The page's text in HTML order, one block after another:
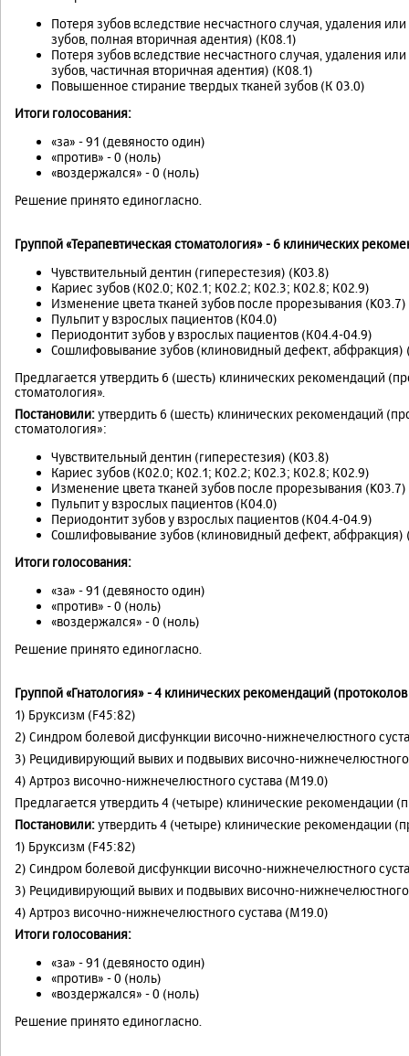
Потеря зубов вследствие несчастного случая, удаления
зубов, полная вторичная адентия) (К08.1)
Потеря зубов вследствие несчастного случая, удаления
зубов, частичная вторичная адентия) (К08.1)
Повышенное стирание твердых тканей зубов (К 03.0)
Итоги голосования:
«за» - 91 (девяносто один)
«против» - 0 (ноль)
«воздержался» - 0 (ноль)
Решение принято единогласно.
Группой «Терапевтическая стоматология» - 6 клинических
Чувствительный дентин (гиперестезия) (K03.8)
Кариес зубов (К02.0; К02.1; К02.2; К02.3; К02.8; К02.9)
Изменение цвета тканей зубов после прорезывания (K03.7)
Пульпит у взрослых пациентов (К04.0)
Периодонтит зубов у взрослых пациентов (К04.4-04.9)
Сошлифовывание зубов (клиновидный дефект, абфракция)
Предлагается утвердить 6 (шесть) клинических рекомендаций
стоматология».
Постановили:утвердить 6 (шесть) клинических рекомендаций
стоматология»:
Чувствительный дентин (гиперестезия) (K03.8)
Кариес зубов (К02.0; К02.1; К02.2; К02.3; К02.8; К02.9)
Изменение цвета тканей зубов после прорезывания (K03.7)
Пульпит у взрослых пациентов (К04.0)
Периодонтит зубов у взрослых пациентов (К04.4-04.9)
Сошлифовывание зубов (клиновидный дефект, абфракция)
Итоги голосования:
«за» - 91 (девяносто один)
«против» - 0 (ноль)
«воздержался» - 0 (ноль)
Решение принято единогласно.
Группой «Гнатология» - 4 клинических рекомендаций
1) Бруксизм (F45:82)
2) Синдром болевой дисфункции височно-нижнечелюстного
3) Рецидивирующий вывих и подвывих височно-нижнечелюстного
4) Артроз височно-нижнечелюстного сустава (M19.0)
Предлагается утвердить 4 (четыре) клинические рекомендации
Постановили:утвердить 4 (четыре) клинические рекомендации
1) Бруксизм (F45:82)
2) Синдром болевой дисфункции височно-нижнечелюстного
3) Рецидивирующий вывих и подвывих височно-нижнечелюстного
4) Артроз височно-нижнечелюстного сустава (M19.0)
Итоги голосования:
«за» - 91 (девяносто один)
«против» - 0 (ноль)
«воздержался» - 0 (ноль)
Решение принято единогласно.